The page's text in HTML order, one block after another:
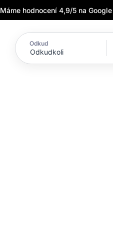
Máme hodnocení 4,9/5 na Google
Odkud